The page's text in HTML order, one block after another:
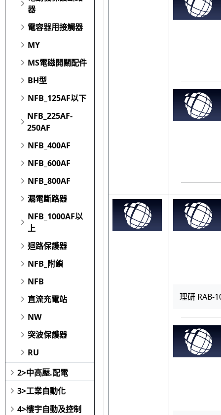
器
電容器用接觸器
MY
MS電磁開關配件
BH型
NFB_125AF以下
NFB_225AF-
250AF
NFB_400AF
NFB_600AF
NFB_800AF
漏電斷路器
NFB_1000AF以
上
迴路保護器
NFB_附鎖
NFB
直流充電站
NW
突波保護器
RU
2>中高壓.配電
3>工業自動化
4>樓宇自動及控制
理研 RAB-